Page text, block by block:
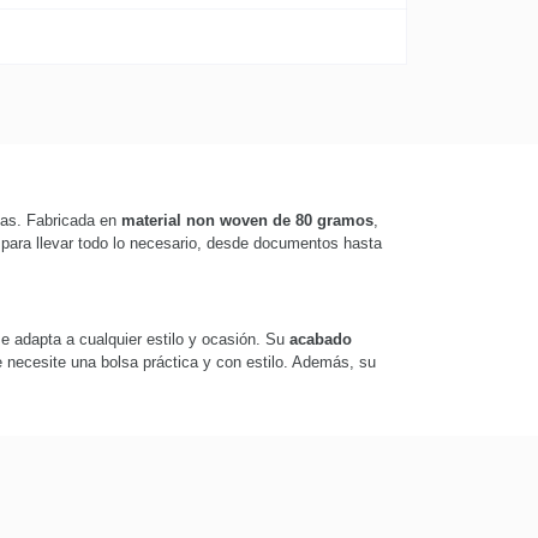
Fabricada en material non woven de 80 gramos,
llevar todo lo necesario, desde documentos hasta
adapta a cualquier estilo y ocasión. Su acabado
una bolsa práctica y con estilo. Además, su